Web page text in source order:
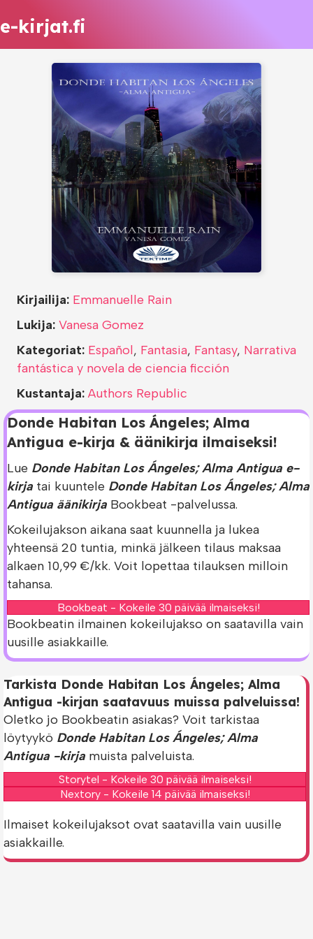
e-kirjat.fi
Donde Habitan Los Ángeles; Alma
Antigua e-kirja & äänikirja ilmaiseksi!
Lue Donde Habitan Los Ángeles; Alma Antigua e-
kirja tai kuuntele Donde Habitan Los Ángeles; Alma
Antigua äänikirja Bookbeat -palvelussa.
Kokeilujakson aikana saat kuunnella ja lukea
yhteensä 20 tuntia, minkä jälkeen tilaus maksaa
alkaen 10,99 €/kk. Voit lopettaa tilauksen milloin
tahansa.
Bookbeat - Kokeile 30 päivää ilmaiseksi!
Bookbeatin ilmainen kokeilujakso on saatavilla vain
uusille asiakkaille.
Kirjailija: Emmanuelle Rain
Lukija: Vanesa Gomez
Kategoriat: Español, Fantasia, Fantasy, Narrativa
fantástica y novela de ciencia ficción
Kustantaja: Authors Republic
Tarkista Donde Habitan Los Ángeles; Alma
Antigua -kirjan saatavuus muissa palveluissa!
Oletko jo Bookbeatin asiakas? Voit tarkistaa
löytyykö Donde Habitan Los Ángeles; Alma
Antigua -kirja muista palveluista.
Storytel - Kokeile 30 päivää ilmaiseksi!
Nextory - Kokeile 14 päivää ilmaiseksi!
Ilmaiset kokeilujaksot ovat saatavilla vain uusille
asiakkaille.